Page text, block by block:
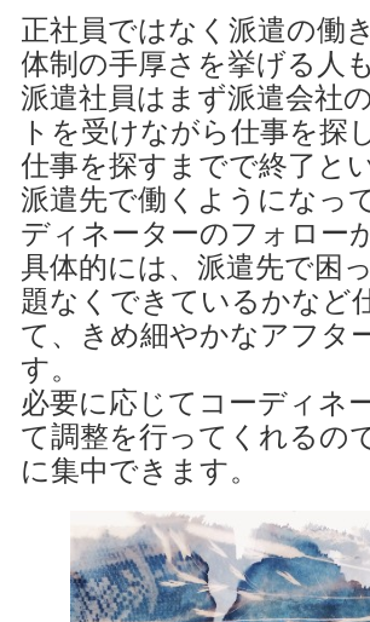
正社員ではなく派遣の働
体制の手厚さを挙げる人
派遣社員はまず派遣会社
トを受けながら仕事を探
仕事を探すまでで終了と
派遣先で働くようになっ
ディネーターのフォロー
具体的には、派遣先で困
題なくできているかなど
て、きめ細やかなアフタ
す。
必要に応じてコーディネ
て調整を行ってくれるの
に集中できます。